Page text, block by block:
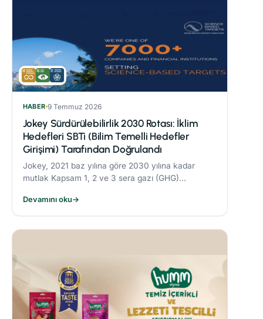
HABER 9 Temmuz 2026
Jokey Sürdürülebilirlik 2030 Rotası: İklim
Hedefleri SBTi (Bilim Temelli Hedefler
Girişimi) Tarafından Doğrulandı
Jokey, 2021 baz yılına göre 2030 yılına kadar
mutlak Kapsam 1, 2 ve 3 sera gazı (GHG)
etmektedir.
Devamını oku→